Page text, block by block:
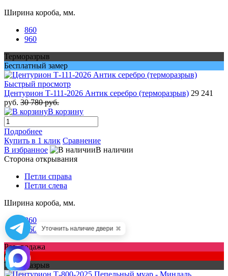
Ширина короба, мм.
860
960
Терморазрыв
Бесплатный замер
Быстрый просмотр
Центурион Т-111-2026 Антик серебро (терморазрыв) 29 241
руб. 30 780 руб.
В корзину
Подробнее
Купить в 1 клик Сравнение
В избранное
В наличии
Сторона открывания
Петли справа
Петли слева
Ширина короба, мм.
860
960
Распродажа
Скидка
Терморазрыв
Уточнить наличие двери ✖